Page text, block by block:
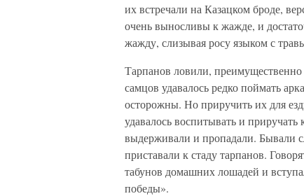
их встречали на Казацком броде,
очень выносливы к жажде, и
жажду, слизывая росу языком с
Тарпанов ловили,
самцов удавалось редко поймать
осторожны. Но приручить их для
удавалось воспитывать и
выдерживали и пропадали. Бывали
приставали к стаду тарпанов.
табунов домашних лошадей и
победы».